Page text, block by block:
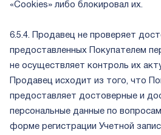
«Cookies» либо блокировал их.
6.5.4. Продавец не проверяет
предоставленных Покупателем
не осуществляет контроль их
Продавец исходит из того, что
предоставляет достоверные и
персональные данные по
форме регистрации Учетной